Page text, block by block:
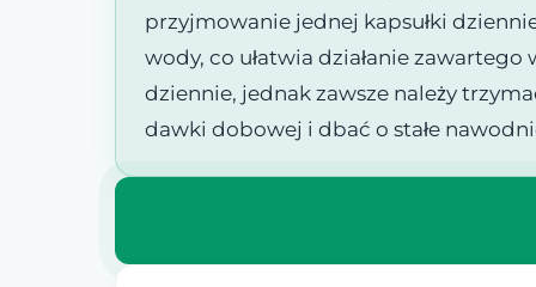
przyjmowanie jednej kapsułki
wody, co ułatwia działanie
dziennie, jednak zawsze należy
dawki dobowej i dbać o stałe